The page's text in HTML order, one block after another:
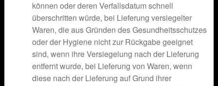
können oder deren Verfallsdatum schnell
überschritten würde, bei Lieferung versiegelter
Waren, die aus Gründen des Gesundheitsschutzes
oder der Hygiene nicht zur Rückgabe geeignet
sind, wenn ihre Versiegelung nach der Lieferung
entfernt wurde, bei Lieferung von Waren, wenn
diese nach der Lieferung auf Grund ihrer